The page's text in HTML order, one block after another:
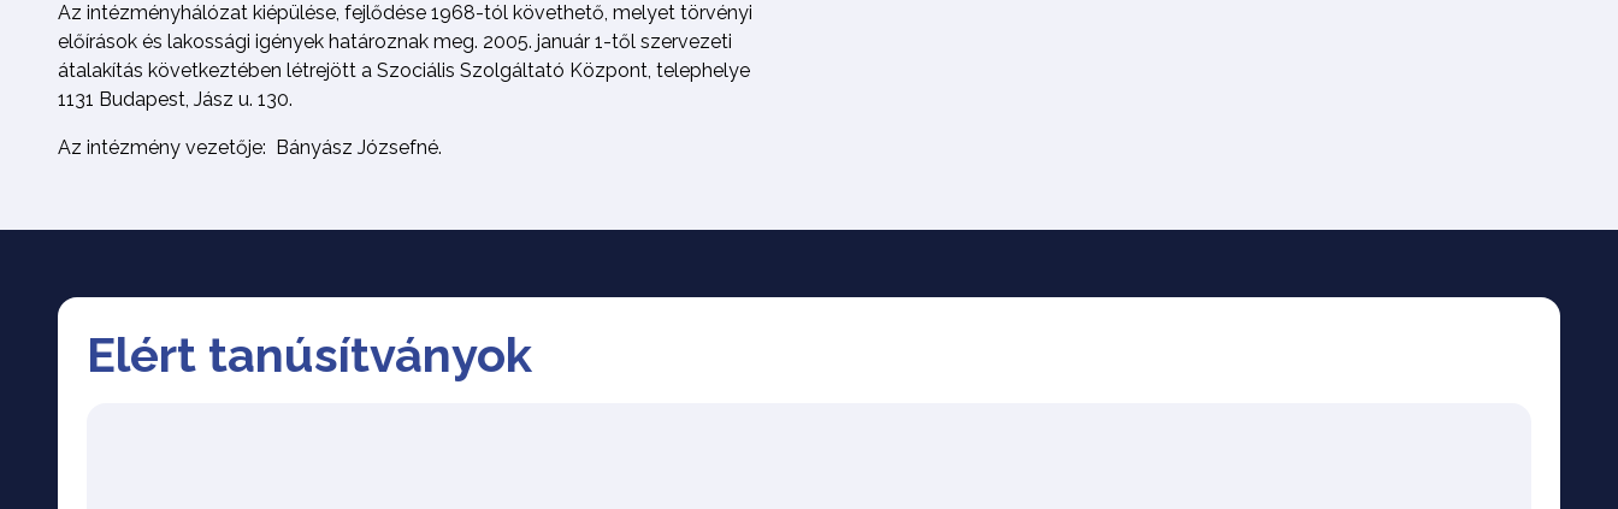
Az intézményhálózat kiépülése, fejlődése 1968-tól követhető, melyet törvényi
előírások és lakossági igények határoznak meg. 2005. január 1-től szervezeti
átalakítás következtében létrejött a Szociális Szolgáltató Központ, telephelye
1131 Budapest, Jász u. 130.
Az intézmény vezetője: Bányász Józsefné.
Elért tanúsítványok